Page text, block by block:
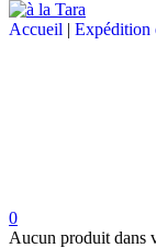
Accueil | Expédition
0
Aucun produit dans